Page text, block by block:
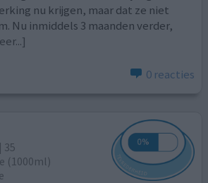
nu krijgen, maar dat ze niet
Nu inmiddels 3 maanden verder,
0 reacties
35
(1000ml)